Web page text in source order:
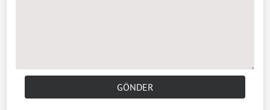
GÖNDER